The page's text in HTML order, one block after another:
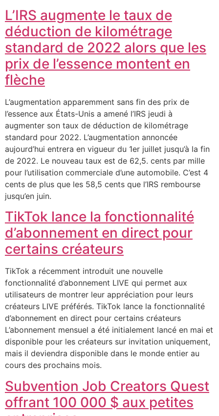
L’IRS augmente le taux de
déduction de kilométrage
standard de 2022 alors que les
prix de l’essence montent en
flèche
L’augmentation apparemment sans fin des prix de
l’essence aux États-Unis a amené l’IRS jeudi à
augmenter son taux de déduction de kilométrage
standard pour 2022. L’augmentation annoncée
aujourd’hui entrera en vigueur du 1er juillet jusqu’à la fin
de 2022. Le nouveau taux est de 62,5. cents par mille
pour l’utilisation commerciale d’une automobile. C’est 4
cents de plus que les 58,5 cents que l’IRS rembourse
jusqu’en juin.
TikTok lance la fonctionnalité
d’abonnement en direct pour
certains créateurs
TikTok a récemment introduit une nouvelle
fonctionnalité d’abonnement LIVE qui permet aux
utilisateurs de montrer leur appréciation pour leurs
créateurs LIVE préférés. TikTok lance la fonctionnalité
d’abonnement en direct pour certains créateurs
L’abonnement mensuel a été initialement lancé en mai et
disponible pour les créateurs sur invitation uniquement,
mais il deviendra disponible dans le monde entier au
cours des prochains mois.
Subvention Job Creators Quest
offrant 100 000 $ aux petites